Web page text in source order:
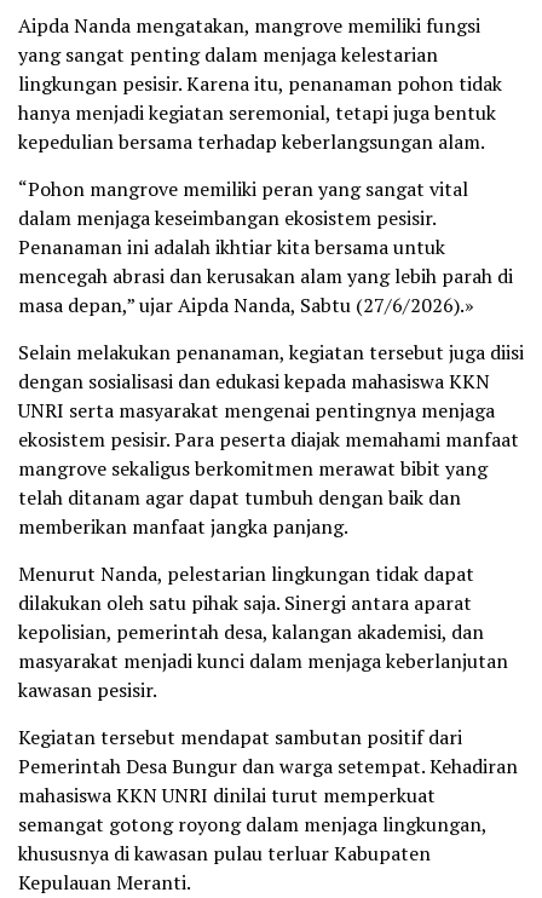
Aipda Nanda mengatakan, mangrove memiliki fungsi
yang sangat penting dalam menjaga kelestarian
lingkungan pesisir. Karena itu, penanaman pohon tidak
hanya menjadi kegiatan seremonial, tetapi juga bentuk
kepedulian bersama terhadap keberlangsungan alam.
“Pohon mangrove memiliki peran yang sangat vital
dalam menjaga keseimbangan ekosistem pesisir.
Penanaman ini adalah ikhtiar kita bersama untuk
mencegah abrasi dan kerusakan alam yang lebih parah di
masa depan,” ujar Aipda Nanda, Sabtu (27/6/2026).»
Selain melakukan penanaman, kegiatan tersebut juga diisi
dengan sosialisasi dan edukasi kepada mahasiswa KKN
UNRI serta masyarakat mengenai pentingnya menjaga
ekosistem pesisir. Para peserta diajak memahami manfaat
mangrove sekaligus berkomitmen merawat bibit yang
telah ditanam agar dapat tumbuh dengan baik dan
memberikan manfaat jangka panjang.
Menurut Nanda, pelestarian lingkungan tidak dapat
dilakukan oleh satu pihak saja. Sinergi antara aparat
kepolisian, pemerintah desa, kalangan akademisi, dan
masyarakat menjadi kunci dalam menjaga keberlanjutan
kawasan pesisir.
Kegiatan tersebut mendapat sambutan positif dari
Pemerintah Desa Bungur dan warga setempat. Kehadiran
mahasiswa KKN UNRI dinilai turut memperkuat
semangat gotong royong dalam menjaga lingkungan,
khususnya di kawasan pulau terluar Kabupaten
Kepulauan Meranti.